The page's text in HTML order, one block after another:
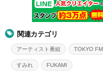
関連カテゴリ
アーティスト番組 TOKYO FM
すみれ FUKAMI